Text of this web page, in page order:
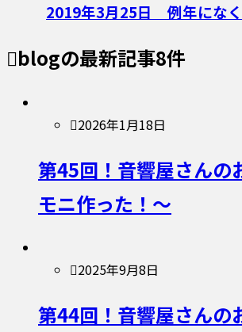
2019年3月25日 例年にな
blogの最新記事8件
2026年1月18日
第45回！音響屋さんの
モニ作った！〜
2025年9月8日
第44回！音響屋さんの